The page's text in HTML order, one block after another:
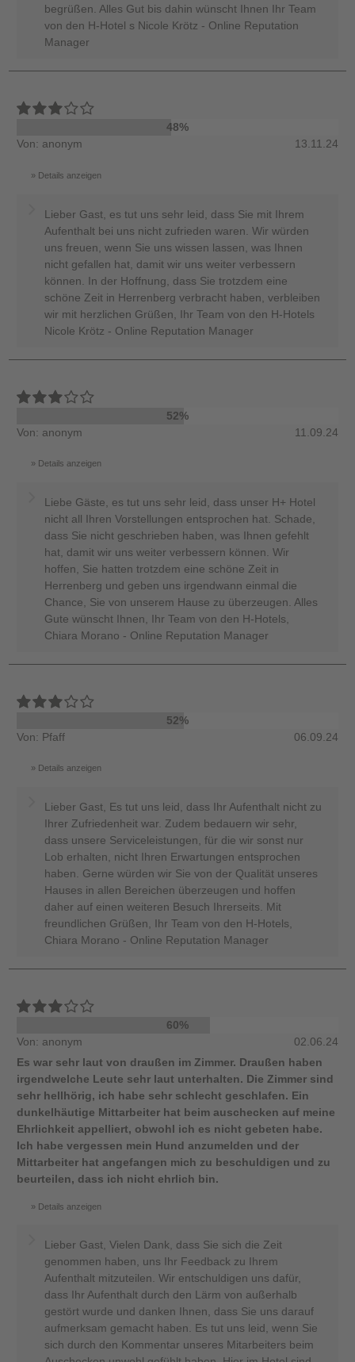
begrüßen. Alles Gut bis dahin wünscht Ihnen Ihr Team
von den H-Hotel s Nicole Krötz - Online Reputation
Manager
48%
Von: anonym
13.11.24
Details anzeigen
Lieber Gast, es tut uns sehr leid, dass Sie mit Ihrem
Aufenthalt bei uns nicht zufrieden waren. Wir würden
uns freuen, wenn Sie uns wissen lassen, was Ihnen
nicht gefallen hat, damit wir uns weiter verbessern
können. In der Hoffnung, dass Sie trotzdem eine
schöne Zeit in Herrenberg verbracht haben, verbleiben
wir mit herzlichen Grüßen, Ihr Team von den H-Hotels
Nicole Krötz - Online Reputation Manager
52%
Von: anonym
11.09.24
Details anzeigen
Liebe Gäste, es tut uns sehr leid, dass unser H+ Hotel
nicht all Ihren Vorstellungen entsprochen hat. Schade,
dass Sie nicht geschrieben haben, was Ihnen gefehlt
hat, damit wir uns weiter verbessern können. Wir
hoffen, Sie hatten trotzdem eine schöne Zeit in
Herrenberg und geben uns irgendwann einmal die
Chance, Sie von unserem Hause zu überzeugen. Alles
Gute wünscht Ihnen, Ihr Team von den H-Hotels,
Chiara Morano - Online Reputation Manager
52%
Von: Pfaff
06.09.24
Details anzeigen
Lieber Gast, Es tut uns leid, dass Ihr Aufenthalt nicht zu
Ihrer Zufriedenheit war. Zudem bedauern wir sehr,
dass unsere Serviceleistungen, für die wir sonst nur
Lob erhalten, nicht Ihren Erwartungen entsprochen
haben. Gerne würden wir Sie von der Qualität unseres
Hauses in allen Bereichen überzeugen und hoffen
daher auf einen weiteren Besuch Ihrerseits. Mit
freundlichen Grüßen, Ihr Team von den H-Hotels,
Chiara Morano - Online Reputation Manager
60%
Von: anonym
02.06.24
Es war sehr laut von draußen im Zimmer. Draußen haben
irgendwelche Leute sehr laut unterhalten. Die Zimmer sind
sehr hellhörig, ich habe sehr schlecht geschlafen. Ein
dunkelhäutige Mittarbeiter hat beim auschecken auf meine
Ehrlichkeit appelliert, obwohl ich es nicht gebeten habe.
Ich habe vergessen mein Hund anzumelden und der
Mittarbeiter hat angefangen mich zu beschuldigen und zu
beurteilen, dass ich nicht ehrlich bin.
Details anzeigen
Lieber Gast, Vielen Dank, dass Sie sich die Zeit
genommen haben, uns Ihr Feedback zu Ihrem
Aufenthalt mitzuteilen. Wir entschuldigen uns dafür,
dass Ihr Aufenthalt durch den Lärm von außerhalb
gestört wurde und danken Ihnen, dass Sie uns darauf
aufmerksam gemacht haben. Es tut uns leid, wenn Sie
sich durch den Kommentar unseres Mitarbeiters beim